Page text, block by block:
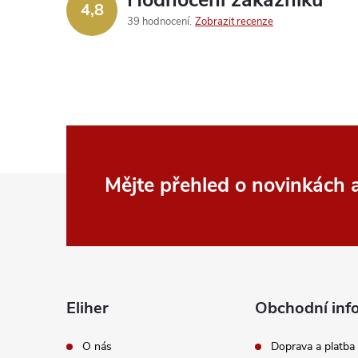
4,8
39 hodnocení Zobrazit recenze
Mějte přehled o novinkách
Eliher
O nás
Obchodní
Doprava a platba